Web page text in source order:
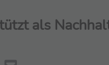
als